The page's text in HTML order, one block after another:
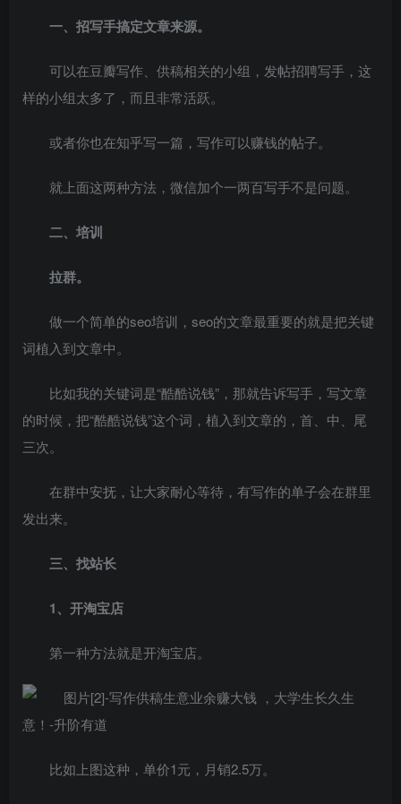
一、招写手搞定文章来源。
可以在豆瓣写作、供稿相关的小组，发帖招聘写手，这
样的小组太多了，而且非常活跃。
或者你也在知乎写一篇，写作可以赚钱的帖子。
就上面这两种方法，微信加个一两百写手不是问题。
二、培训
拉群。
做一个简单的seo培训，seo的文章最重要的就是把关键
词植入到文章中。
比如我的关键词是“酷酷说钱”，那就告诉写手，写文章
的时候，把“酷酷说钱”这个词，植入到文章的，首、中、尾
三次。
在群中安抚，让大家耐心等待，有写作的单子会在群里
发出来。
三、找站长
1、开淘宝店
第一种方法就是开淘宝店。
比如上图这种，单价1元，月销2.5万。